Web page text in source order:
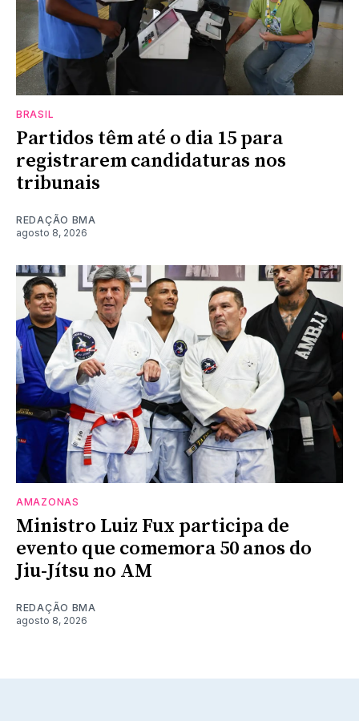
BRASIL
Partidos têm até o dia 15 para
registrarem candidaturas nos
tribunais
REDAÇÃO BMA
agosto 8, 2026
AMAZONAS
Ministro Luiz Fux participa de
evento que comemora 50 anos do
Jiu-Jítsu no AM
REDAÇÃO BMA
agosto 8, 2026